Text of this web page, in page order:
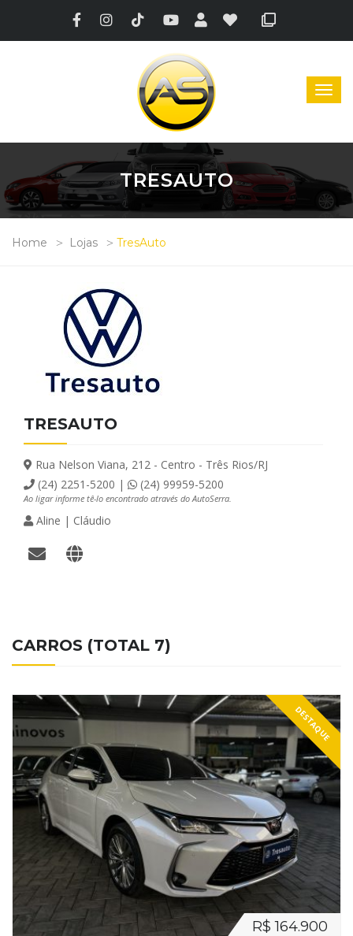
TRESAUTO
Home Lojas TresAuto
TRESAUTO
Rua Nelson Viana, 212 - Centro - Três Rios/RJ
(24) 2251-5200 |
(24) 99959-5200
Ao ligar informe tê-lo encontrado através do AutoSerra.
Aline | Cláudio
CARROS (TOTAL 7)
DESTAQUE
R$ 164.900